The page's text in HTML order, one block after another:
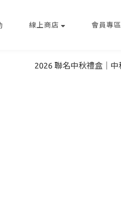
線上商店 會員專區